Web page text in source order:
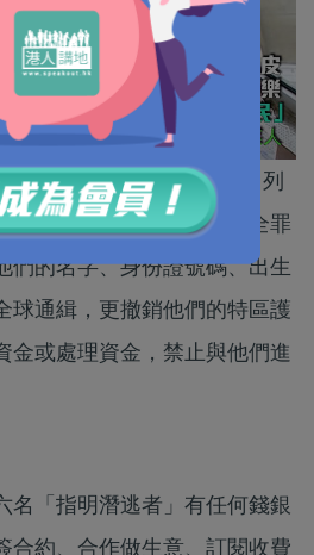
憲，由保安局局長頒令，列
人士為「指明危害國家安全罪
們的名字、身份證號碼、出生
球通緝，更撤銷他們的特區護
金或處理資金，禁止與他們進
名「指明潛逃者」有任何錢銀
合約、合作做生意、訂閱收費